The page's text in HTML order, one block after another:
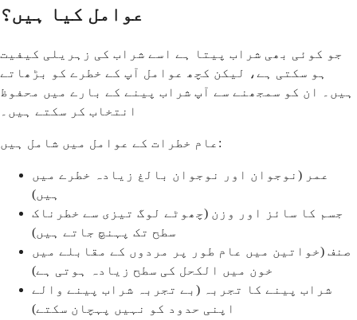
عوامل کیا ہیں؟
جو کوئی بھی شراب پیتا ہے اسے شراب کی زہریلی کیفیت
ہو سکتی ہے، لیکن کچھ عوامل آپ کے خطرے کو بڑھاتے
ہیں۔ ان کو سمجھنے سے آپ شراب پینے کے بارے میں محفوظ
انتخاب کر سکتے ہیں۔
عام خطرات کے عوامل میں شامل ہیں:
عمر (نوجوان اور نوجوان بالغ زیادہ خطرے میں
ہیں)
جسم کا سائز اور وزن (چھوٹے لوگ تیزی سے خطرناک
سطح تک پہنچ جاتے ہیں)
صنف (خواتین میں عام طور پر مردوں کے مقابلے میں
خون میں الکحل کی سطح زیادہ ہوتی ہے)
شراب پینے کا تجربہ (بے تجربہ شراب پینے والے
اپنی حدود کو نہیں پہچان سکتے)